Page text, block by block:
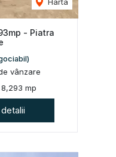
- Piatra
vânzare
8,293 mp